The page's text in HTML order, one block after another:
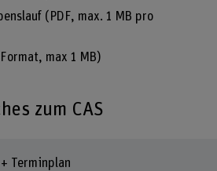
(PDF, max. 1 MB pro
max 1 MB)
zum CAS
Terminplan